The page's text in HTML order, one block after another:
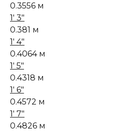
0.3556 м
1' 3"
0.381 м
1' 4"
0.4064 м
1' 5"
0.4318 м
1' 6"
0.4572 м
1' 7"
0.4826 м